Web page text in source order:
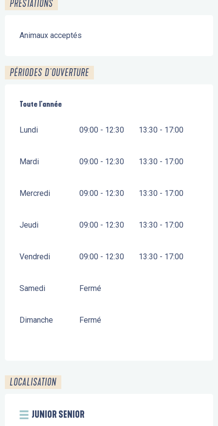
PRESTATIONS
Animaux acceptés
PÉRIODES D'OUVERTURE
Toute l'année
Toute l'année
Lundi 09:00 - 12:30 13:30 - 17:00
Mardi 09:00 - 12:30 13:30 - 17:00
Mercredi 09:00 - 12:30 13:30 - 17:00
Jeudi 09:00 - 12:30 13:30 - 17:00
Vendredi 09:00 - 12:30 13:30 - 17:00
Samedi Fermé
Dimanche Fermé
LOCALISATION
JUNIOR SENIOR